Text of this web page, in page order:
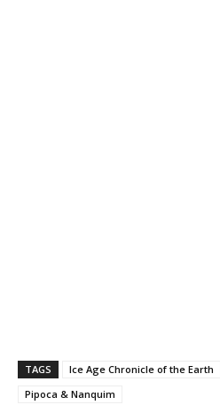
TAGS Ice Age Chronicle of the Earth
Pipoca & Nanquim